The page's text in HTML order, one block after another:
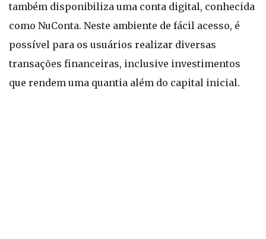
também disponibiliza uma conta digital, conhecida
como NuConta. Neste ambiente de fácil acesso, é
possível para os usuários realizar diversas
transações financeiras, inclusive investimentos
que rendem uma quantia além do capital inicial.